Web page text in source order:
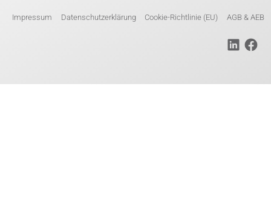
Impressum Datenschutzerklärung Cookie-Richtlinie (EU) AGB & AEB